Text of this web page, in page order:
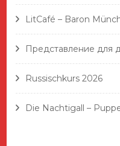
LitCafé – Baron
Представление для
Russischkurs 2026
Die Nachtigall –